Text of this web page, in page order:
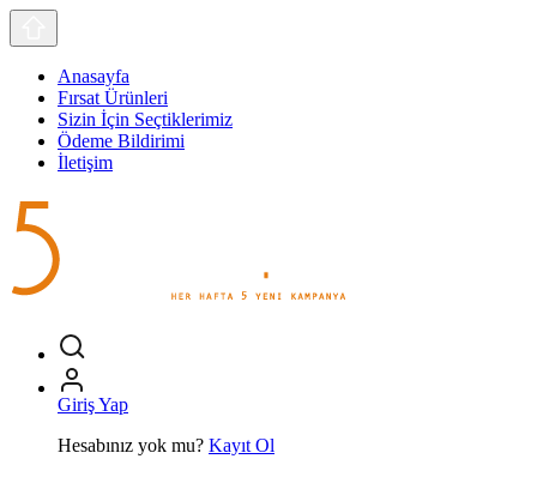
Anasayfa
Fırsat Ürünleri
Sizin İçin Seçtiklerimiz
Ödeme Bildirimi
İletişim
Giriş Yap
Hesabınız yok mu? Kayıt Ol